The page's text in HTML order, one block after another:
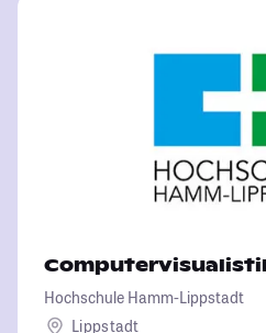
Hochschule Hamm-Lippstadt
Lippstadt